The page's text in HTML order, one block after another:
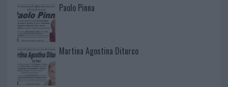
Paolo Pinna
Martina Agostina Diturco